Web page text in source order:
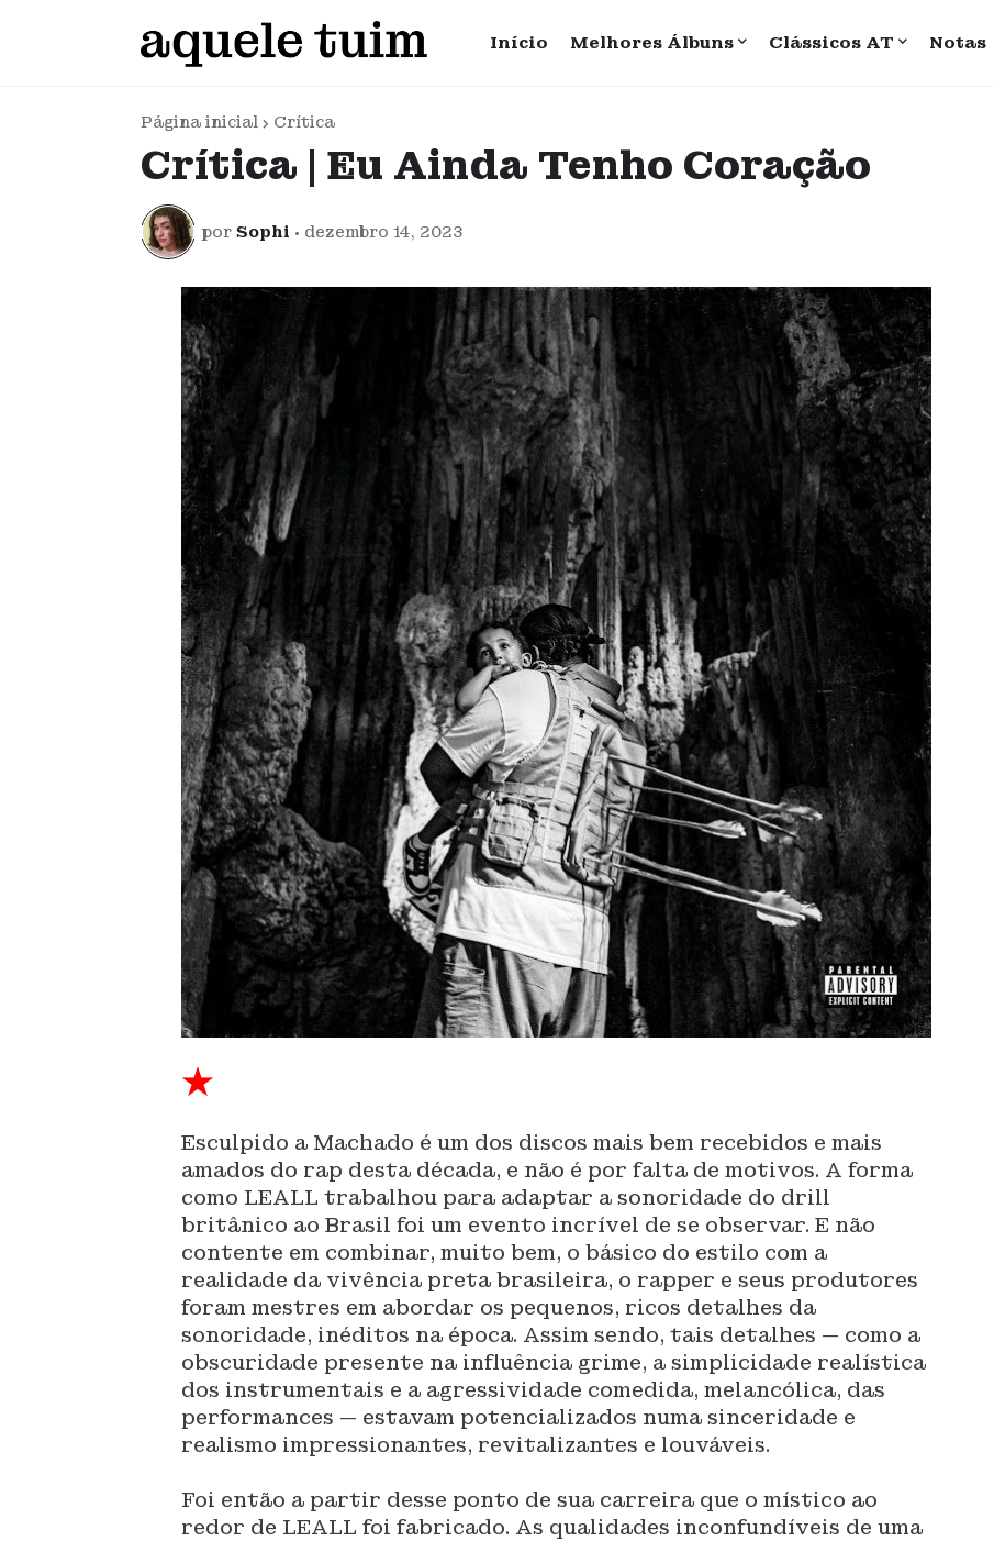
Início Melhores Álbuns Clássicos AT Notas
Página inicial Crítica
Crítica | Eu Ainda Tenho Coração
por Sophi • dezembro 14, 2023
★
Esculpido a Machado é um dos discos mais bem recebidos e mais
amados do rap desta década, e não é por falta de motivos. A forma
como LEALL trabalhou para adaptar a sonoridade do drill
britânico ao Brasil foi um evento incrível de se observar. E não
contente em combinar, muito bem, o básico do estilo com a
realidade da vivência preta brasileira, o rapper e seus produtores
foram mestres em abordar os pequenos, ricos detalhes da
sonoridade, inéditos na época. Assim sendo, tais detalhes — como a
obscuridade presente na influência grime, a simplicidade realística
dos instrumentais e a agressividade comedida, melancólica, das
performances — estavam potencializados numa sinceridade e
realismo impressionantes, revitalizantes e louváveis.
Foi então a partir desse ponto de sua carreira que o místico ao
redor de LEALL foi fabricado. As qualidades inconfundíveis de uma